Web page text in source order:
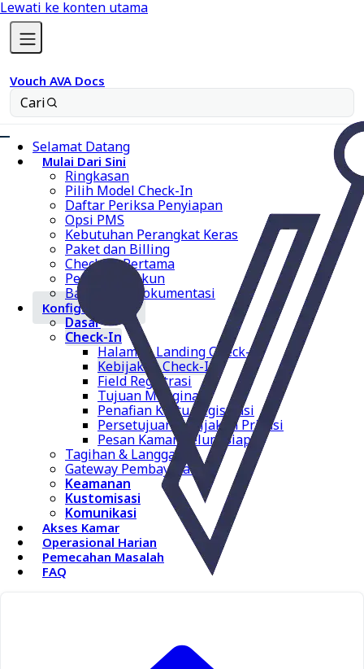
Lewati ke konten utama
Vouch AVA Docs
Cari
Selamat Datang
Mulai Dari Sini
Ringkasan
Pilih Model Check-In
Daftar Periksa Penyiapan
Opsi PMS
Kebutuhan Perangkat Keras
Paket dan Billing
Check-In Pertama
Penyiapan Akun
Bantuan & Dokumentasi
Konfigurasi AVA
Dasar
Check-In
Halaman Landing Check-In
Kebijakan Check-In
Field Registrasi
Tujuan Menginap
Penafian Kartu Registrasi
Persetujuan Kebijakan Privasi
Pesan Kamar Belum Siap
Tagihan & Langganan
Gateway Pembayaran
Keamanan
Kustomisasi
Komunikasi
Akses Kamar
Operasional Harian
Pemecahan Masalah
FAQ